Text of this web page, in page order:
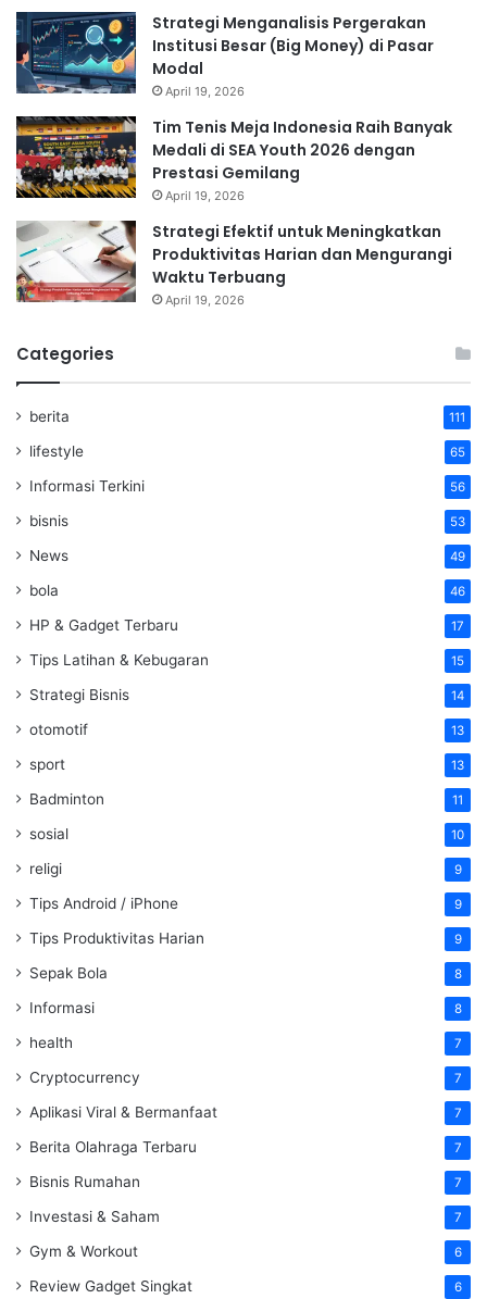
Strategi Menganalisis Pergerakan
Institusi Besar (Big Money) di Pasar
Modal
April 19, 2026
Tim Tenis Meja Indonesia Raih Banyak
Medali di SEA Youth 2026 dengan
Prestasi Gemilang
April 19, 2026
Strategi Efektif untuk Meningkatkan
Produktivitas Harian dan Mengurangi
Waktu Terbuang
April 19, 2026
Categories
berita 111
lifestyle 65
Informasi Terkini 56
bisnis 53
News 49
bola 46
HP & Gadget Terbaru 17
Tips Latihan & Kebugaran 15
Strategi Bisnis 14
otomotif 13
sport 13
Badminton 11
sosial 10
religi 9
Tips Android / iPhone 9
Tips Produktivitas Harian 9
Sepak Bola 8
Informasi 8
health 7
Cryptocurrency 7
Aplikasi Viral & Bermanfaat 7
Berita Olahraga Terbaru 7
Bisnis Rumahan 7
Investasi & Saham 7
Gym & Workout 6
Review Gadget Singkat 6